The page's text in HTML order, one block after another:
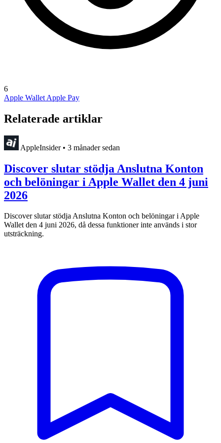
6
Apple Wallet Apple Pay
Relaterade artiklar
AppleInsider • 3 månader sedan
Discover slutar stödja Anslutna Konton
och belöningar i Apple Wallet den 4 juni
2026
Discover slutar stödja Anslutna Konton och belöningar i Apple
Wallet den 4 juni 2026, då dessa funktioner inte används i stor
utsträckning.